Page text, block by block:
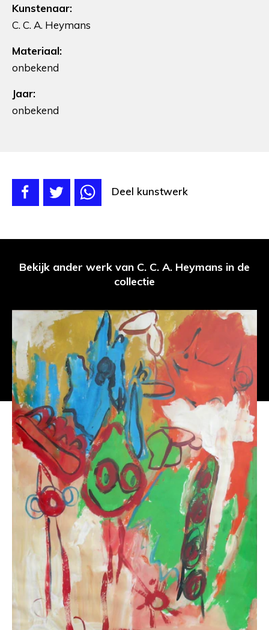
Kunstenaar:
C. C. A. Heymans
Materiaal:
onbekend
Jaar:
onbekend
Deel kunstwerk
Bekijk ander werk van C. C. A. Heymans in de
collectie